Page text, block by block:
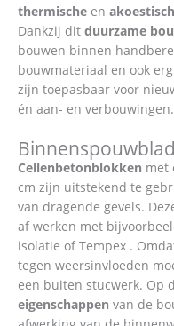
thermische en
Dankzij dit duurzame
bouwen binnen
bouwmateriaal en ook
zijn toepasbaar voor
én aan- en verbouwingen.
Cellenbetonblokken met
cm zijn uitstekend te
van dragende gevels.
af werken met
isolatie of Tempex .
tegen weersinvloeden
een buiten stucwerk. Op
eigenschappen van de